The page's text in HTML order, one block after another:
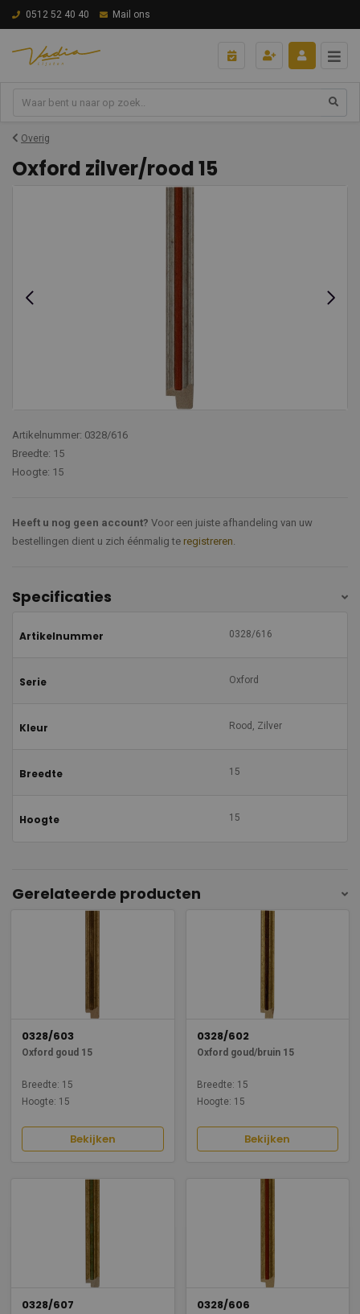
0512 52 40 40 Mail ons
Overig
Oxford zilver/rood 15
Artikelnummer: 0328/616
Breedte: 15
Hoogte: 15
Heeft u nog geen account? Voor een juiste afhandeling van uw
bestellingen dient u zich éénmalig te registreren.
Specificaties
Artikelnummer 0328/616
Serie Oxford
Kleur Rood, Zilver
Breedte 15
Hoogte 15
Gerelateerde producten
0328/603
Oxford goud 15
Breedte: 15
Hoogte: 15
Bekijken
0328/602
Oxford goud/bruin 15
Breedte: 15
Hoogte: 15
Bekijken
0328/607 0328/606